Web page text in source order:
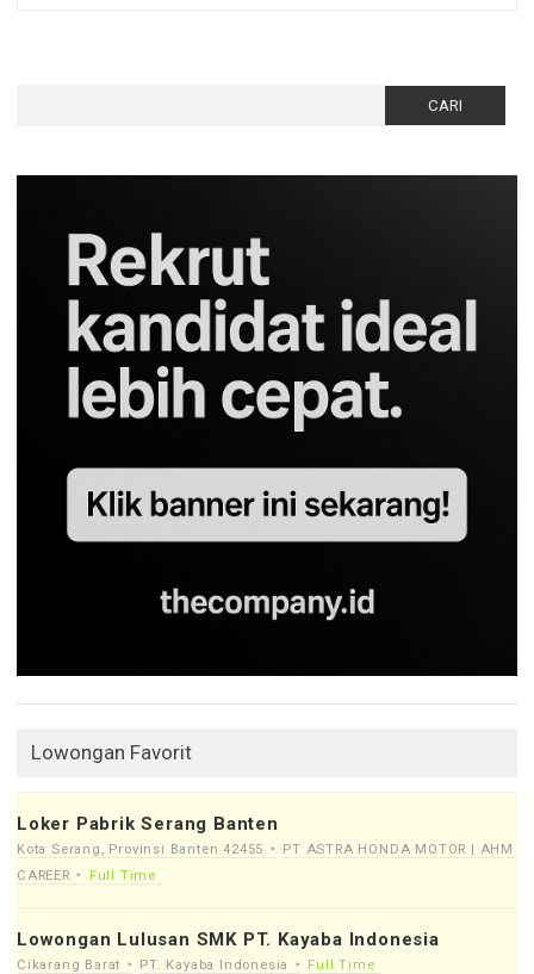
Lowongan Favorit
Loker Pabrik Serang Banten
Kota Serang, Provinsi Banten 42455
PT ASTRA HONDA MOTOR | AHM
CAREER
Full Time
Lowongan Lulusan SMK PT. Kayaba Indonesia
Cikarang Barat PT. Kayaba Indonesia Full Time